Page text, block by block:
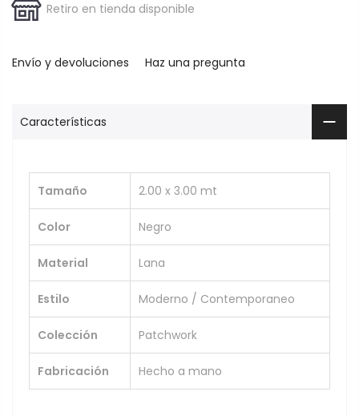
Retiro en tienda disponible
Envío y devoluciones Haz una pregunta
Características
Tamaño 2.00 x 3.00 mt
Color Negro
Material Lana
Estilo Moderno / Contemporaneo
Colección Patchwork
Fabricación Hecho a mano